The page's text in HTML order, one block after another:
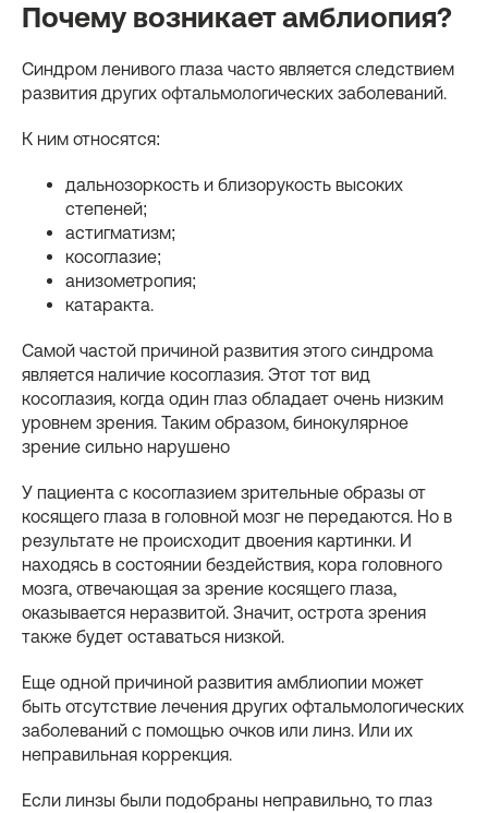
Почему возникает амблиопия?
Синдром ленивого глаза часто является следствием
развития других офтальмологических заболеваний.
К ним относятся:
дальнозоркость и близорукость высоких
степеней;
астигматизм;
косоглазие;
анизометропия;
катаракта.
Самой частой причиной развития этого синдрома
является наличие косоглазия. Этот тот вид
косоглазия, когда один глаз обладает очень низким
уровнем зрения. Таким образом, бинокулярное
зрение сильно нарушено
У пациента с косоглазием зрительные образы от
косящего глаза в головной мозг не передаются. Но в
результате не происходит двоения картинки. И
находясь в состоянии бездействия, кора головного
мозга, отвечающая за зрение косящего глаза,
оказывается неразвитой. Значит, острота зрения
также будет оставаться низкой.
Еще одной причиной развития амблиопии может
быть отсутствие лечения других офтальмологических
заболеваний с помощью очков или линз. Или их
неправильная коррекция.
Если линзы были подобраны неправильно, то глаз